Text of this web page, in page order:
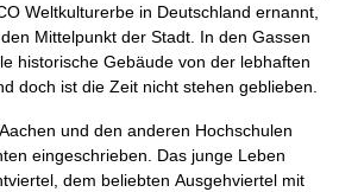
Weltkulturerbe in Deutschland ernannt,
Mittelpunkt der Stadt. In den Gassen
historische Gebäude von der lebhaften
doch ist die Zeit nicht stehen geblieben.
und den anderen Hochschulen
eingeschrieben. Das junge Leben
dem beliebten Ausgehviertel mit